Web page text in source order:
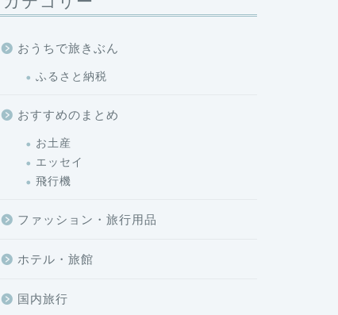
おうちで旅きぶん
ふるさと納税
おすすめのまとめ
お土産
エッセイ
飛行機
ファッション・旅行用品
ホテル・旅館
国内旅行